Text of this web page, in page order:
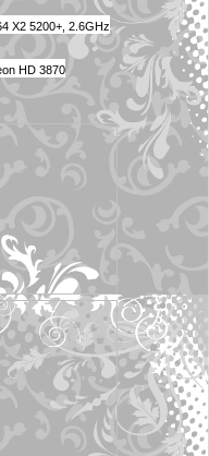
X2 5200+, 2.6GHz
HD 3870